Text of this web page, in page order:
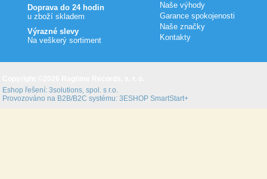
Doprava do 24 hodin
u zboží skladem
Výrazné slevy
Na veškerý sortiment
Naše výhody
Garance spokojenosti
Naše značky
Kontakty
Eshop řešení: 3solutions, spol. s r.o.
Provozováno na B2B/B2C systému: 3ESHOP SmartStart+